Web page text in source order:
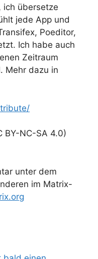
ich übersetze
jede App und
Poeditor,
Ich habe auch
Zeitraum
Mehr dazu in
BY-NC-SA 4.0)
unter dem
im Matrix-